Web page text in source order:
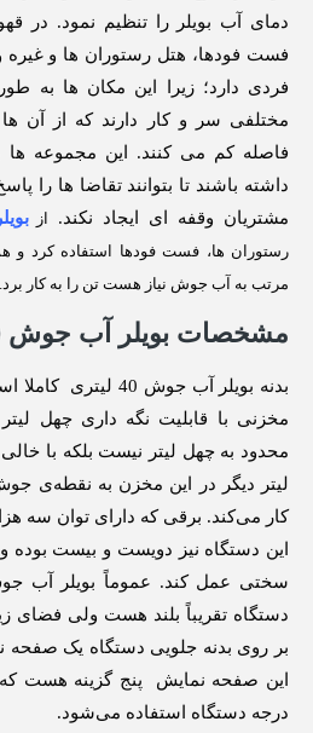
دمای آب بویلر را تنظیم نمود. در
فست فودها، هتل رستوران‌ ها و غیره
فردی دارد؛ زیرا این مکان‌ ها به‌
مختلفی سر و کار دارند که از آن‌
فاصله کم می‌ کنند. این مجموعه ها
داشته باشند تا بتوانند تقاضا ها را
مشتریان وقفه‌ ای ایجاد نکند.
از
رستوران ها، فست فودها استفاده کرد و
مرتب به آب جوش نیاز هست تن را به کار برد.
مشخصات بویلر آب جوش 40 لیتری
بدنه بویلر آب جوش 40
مخزنی با قابلیت نگه داری چهل
محدود به چهل لیتر نیست بلکه با
لیتر دیگر در این مخزن به نقطه‌ی
کار می‌کند. برقی که دارای توان سه
این دستگاه نیز دویست و بیست بوده
دستگاه تقریباً بلند هست ولی فضای
بر روی بدنه جلویی دستگاه یک صفحه
این صفحه نمایش پنج گزینه هست که
درجه دستگاه استفاده می‌شود.